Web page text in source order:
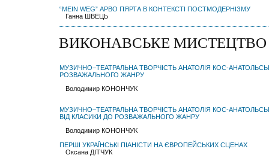
“MEIN WEG” АРВО ПЯРТА В КОНТЕКСТІ ПОСТМОДЕРНІЗМУ
Ганна ШВЕЦЬ
ВИКОНАВСЬКЕ МИСТЕЦТВО
МУЗИЧНО–ТЕАТРАЛЬНА ТВОРЧІСТЬ АНАТОЛІЯ КОС-
РОЗВАЖАЛЬНОГО ЖАНРУ
Володимир КОНОНЧУК
МУЗИЧНО–ТЕАТРАЛЬНА ТВОРЧІСТЬ АНАТОЛІЯ КОС-
ВІД КЛАСИКИ ДО РОЗВАЖАЛЬНОГО ЖАНРУ
Володимир КОНОНЧУК
ПЕРШІ УКРАЇНСЬКІ ПІАНІСТИ НА ЄВРОПЕЙСЬКИХ СЦЕНАХ
Оксана ДІТЧУК